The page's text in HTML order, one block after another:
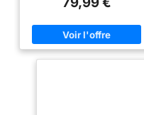
recettes, même les plus
polyvalent : le robot est doté de
plus de 50 fonctions dont
fouetter, mélanger, battre, mixer,